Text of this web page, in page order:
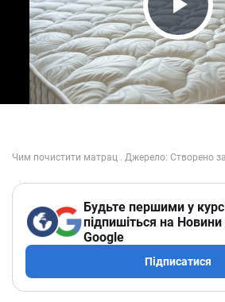
Play
Будьте першими у
підпишіться на Новини
Google
Підписатися